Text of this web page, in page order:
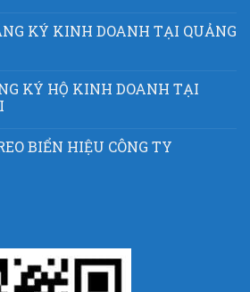
KÝ KINH DOANH TẠI QUẢNG
KÝ HỘ KINH DOANH TẠI
BIỂN HIỆU CÔNG TY